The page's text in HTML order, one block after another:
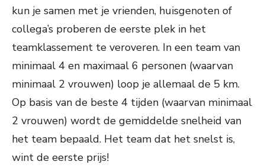
kun je samen met je vrienden, huisgenoten of
collega’s proberen de eerste plek in het
teamklassement te veroveren. In een team van
minimaal 4 en maximaal 6 personen (waarvan
minimaal 2 vrouwen) loop je allemaal de 5 km.
Op basis van de beste 4 tijden (waarvan minimaal
2 vrouwen) wordt de gemiddelde snelheid van
het team bepaald. Het team dat het snelst is,
wint de eerste prijs!